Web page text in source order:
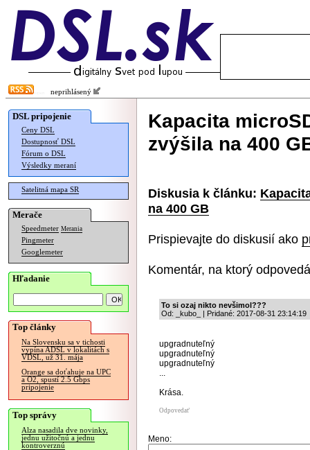
neprihlásený
DSL pripojenie
Ceny DSL
Dostupnosť DSL
Fórum o DSL
Výsledky meraní
Satelitná mapa SR
Merače
Speedmeter Merania
Pingmeter
Googlemeter
Hľadanie
Top články
Na Slovensku sa v tichosti
vypína ADSL v lokalitách s
VDSL, už 31. mája
Orange sa doťahuje na UPC
a O2, spustí 2.5 Gbps
pripojenie
Top správy
Alza nasadila dve novinky,
jednu užitočnú a jednu
kontroverznú
Kapacita
zvýšila na 400
Diskusia k článku:
na 400 GB
Prispievajte do diskusií ako
Komentár, na ktorý
To si ozaj nikto nevšimol???
Od: _kubo_ | Pridané: 2017-08-31 23:14:19
upgradnuteľný
upgradnuteľný
upgradnuteľný
...
Krása.
Odpovedať
Meno: